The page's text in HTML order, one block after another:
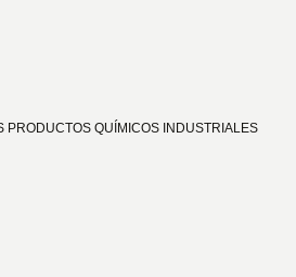
PRODUCTOS QUÍMICOS INDUSTRIALES